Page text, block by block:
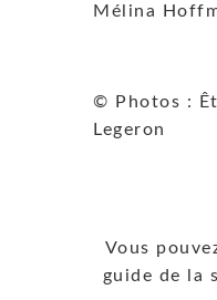
Mélina
© Photos :
Legeron
Vous
guide de la